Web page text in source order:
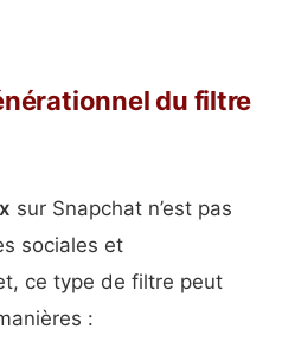
du filtre
sur Snapchat n’est pas
sociales et
ce type de filtre peut
: